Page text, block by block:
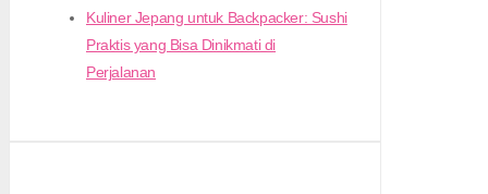
Kuliner Jepang untuk Backpacker: Sushi
Praktis yang Bisa Dinikmati di
Perjalanan